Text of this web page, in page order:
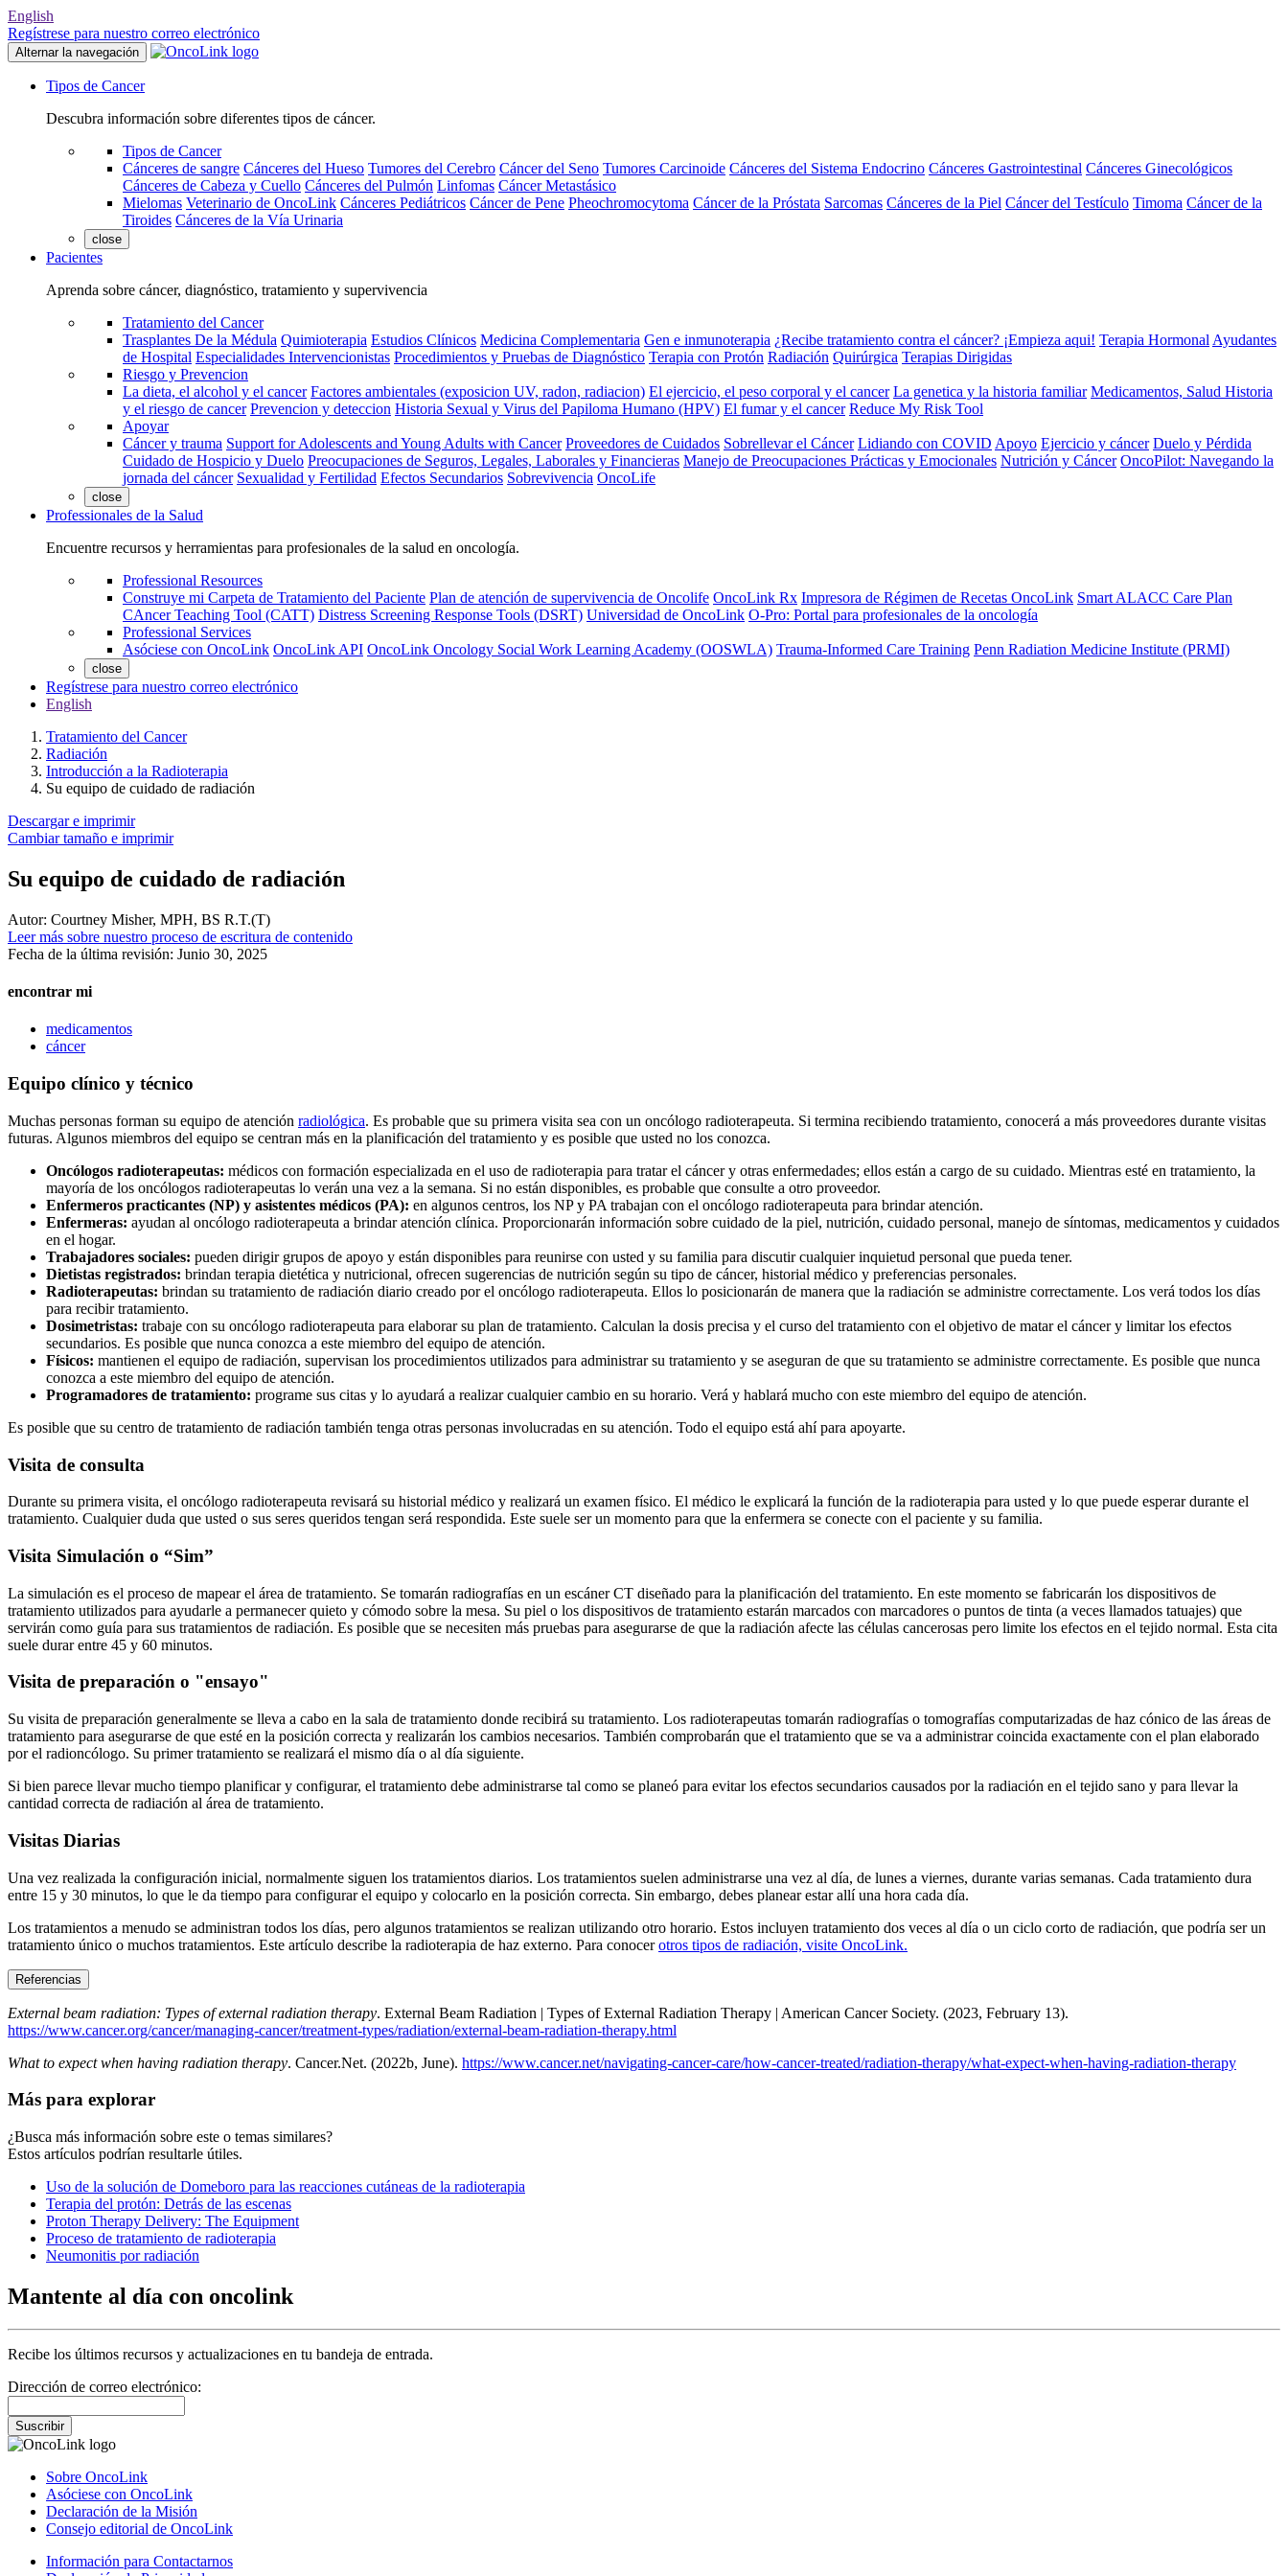
English
Regístrese para nuestro correo electrónico
Alternar la navegación
Tipos de Cancer
Descubra información sobre diferentes tipos de cáncer.
Tipos de Cancer
Cánceres de sangre Cánceres del Hueso Tumores del Cerebro Cáncer del Seno Tumores Carcinoide Cánceres del Sistema Endocrino Cánceres Gastrointestinal Cánceres Ginecológicos
Cánceres de Cabeza y Cuello Cánceres del Pulmón Linfomas Cáncer Metastásico
Mielomas Veterinario de OncoLink Cánceres Pediátricos Cáncer de Pene Pheochromocytoma Cáncer de la Próstata Sarcomas Cánceres de la Piel Cáncer del Testículo Timoma Cáncer de la
Tiroides Cánceres de la Vía Urinaria
close
Pacientes
Aprenda sobre cáncer, diagnóstico, tratamiento y supervivencia
Tratamiento del Cancer
Trasplantes De la Médula Quimioterapia Estudios Clínicos Medicina Complementaria Gen e inmunoterapia ¿Recibe tratamiento contra el cáncer? ¡Empieza aqui! Terapia Hormonal Ayudantes
de Hospital Especialidades Intervencionistas Procedimientos y Pruebas de Diagnóstico Terapia con Protón Radiación Quirúrgica Terapias Dirigidas
Riesgo y Prevencion
La dieta, el alcohol y el cancer Factores ambientales (exposicion UV, radon, radiacion) El ejercicio, el peso corporal y el cancer La genetica y la historia familiar Medicamentos, Salud Historia
y el riesgo de cancer Prevencion y deteccion Historia Sexual y Virus del Papiloma Humano (HPV) El fumar y el cancer Reduce My Risk Tool
Apoyar
Cáncer y trauma Support for Adolescents and Young Adults with Cancer Proveedores de Cuidados Sobrellevar el Cáncer Lidiando con COVID Apoyo Ejercicio y cáncer Duelo y Pérdida
Cuidado de Hospicio y Duelo Preocupaciones de Seguros, Legales, Laborales y Financieras Manejo de Preocupaciones Prácticas y Emocionales Nutrición y Cáncer OncoPilot: Navegando la
jornada del cáncer Sexualidad y Fertilidad Efectos Secundarios Sobrevivencia OncoLife
close
Professionales de la Salud
Encuentre recursos y herramientas para profesionales de la salud en oncología.
Professional Resources
Construye mi Carpeta de Tratamiento del Paciente Plan de atención de supervivencia de Oncolife OncoLink Rx Impresora de Régimen de Recetas OncoLink Smart ALACC Care Plan
CAncer Teaching Tool (CATT) Distress Screening Response Tools (DSRT) Universidad de OncoLink O-Pro: Portal para profesionales de la oncología
Professional Services
Asóciese con OncoLink OncoLink API OncoLink Oncology Social Work Learning Academy (OOSWLA) Trauma-Informed Care Training Penn Radiation Medicine Institute (PRMI)
close
Regístrese para nuestro correo electrónico
English
Tratamiento del Cancer
Radiación
Introducción a la Radioterapia
Su equipo de cuidado de radiación
Descargar e imprimir
Cambiar tamaño e imprimir
Su equipo de cuidado de radiación
Autor: Courtney Misher, MPH, BS R.T.(T)
Leer más sobre nuestro proceso de escritura de contenido
Fecha de la última revisión: Junio 30, 2025
encontrar mi
medicamentos
cáncer
Equipo clínico y técnico
Muchas personas forman su equipo de atención radiológica. Es probable que su primera visita sea con un oncólogo radioterapeuta. Si termina recibiendo tratamiento, conocerá a más proveedores durante visitas
futuras. Algunos miembros del equipo se centran más en la planificación del tratamiento y es posible que usted no los conozca.
Oncólogos radioterapeutas: médicos con formación especializada en el uso de radioterapia para tratar el cáncer y otras enfermedades; ellos están a cargo de su cuidado. Mientras esté en tratamiento, la
mayoría de los oncólogos radioterapeutas lo verán una vez a la semana. Si no están disponibles, es probable que consulte a otro proveedor.
Enfermeros practicantes (NP) y asistentes médicos (PA): en algunos centros, los NP y PA trabajan con el oncólogo radioterapeuta para brindar atención.
Enfermeras: ayudan al oncólogo radioterapeuta a brindar atención clínica. Proporcionarán información sobre cuidado de la piel, nutrición, cuidado personal, manejo de síntomas, medicamentos y cuidados
en el hogar.
Trabajadores sociales: pueden dirigir grupos de apoyo y están disponibles para reunirse con usted y su familia para discutir cualquier inquietud personal que pueda tener.
Dietistas registrados: brindan terapia dietética y nutricional, ofrecen sugerencias de nutrición según su tipo de cáncer, historial médico y preferencias personales.
Radioterapeutas: brindan su tratamiento de radiación diario creado por el oncólogo radioterapeuta. Ellos lo posicionarán de manera que la radiación se administre correctamente. Los verá todos los días
para recibir tratamiento.
Dosimetristas: trabaje con su oncólogo radioterapeuta para elaborar su plan de tratamiento. Calculan la dosis precisa y el curso del tratamiento con el objetivo de matar el cáncer y limitar los efectos
secundarios. Es posible que nunca conozca a este miembro del equipo de atención.
Físicos: mantienen el equipo de radiación, supervisan los procedimientos utilizados para administrar su tratamiento y se aseguran de que su tratamiento se administre correctamente. Es posible que nunca
conozca a este miembro del equipo de atención.
Programadores de tratamiento: programe sus citas y lo ayudará a realizar cualquier cambio en su horario. Verá y hablará mucho con este miembro del equipo de atención.
Es posible que su centro de tratamiento de radiación también tenga otras personas involucradas en su atención. Todo el equipo está ahí para apoyarte.
Visita de consulta
Durante su primera visita, el oncólogo radioterapeuta revisará su historial médico y realizará un examen físico. El médico le explicará la función de la radioterapia para usted y lo que puede esperar durante el
tratamiento. Cualquier duda que usted o sus seres queridos tengan será respondida. Este suele ser un momento para que la enfermera se conecte con el paciente y su familia.
Visita Simulación o “Sim”
La simulación es el proceso de mapear el área de tratamiento. Se tomarán radiografías en un escáner CT diseñado para la planificación del tratamiento. En este momento se fabricarán los dispositivos de
tratamiento utilizados para ayudarle a permanecer quieto y cómodo sobre la mesa. Su piel o los dispositivos de tratamiento estarán marcados con marcadores o puntos de tinta (a veces llamados tatuajes) que
servirán como guía para sus tratamientos de radiación. Es posible que se necesiten más pruebas para asegurarse de que la radiación afecte las células cancerosas pero limite los efectos en el tejido normal. Esta cita
suele durar entre 45 y 60 minutos.
Visita de preparación o "ensayo"
Su visita de preparación generalmente se lleva a cabo en la sala de tratamiento donde recibirá su tratamiento. Los radioterapeutas tomarán radiografías o tomografías computarizadas de haz cónico de las áreas de
tratamiento para asegurarse de que esté en la posición correcta y realizarán los cambios necesarios. También comprobarán que el tratamiento que se va a administrar coincida exactamente con el plan elaborado
por el radioncólogo. Su primer tratamiento se realizará el mismo día o al día siguiente.
Si bien parece llevar mucho tiempo planificar y configurar, el tratamiento debe administrarse tal como se planeó para evitar los efectos secundarios causados por la radiación en el tejido sano y para llevar la
cantidad correcta de radiación al área de tratamiento.
Visitas Diarias
Una vez realizada la configuración inicial, normalmente siguen los tratamientos diarios. Los tratamientos suelen administrarse una vez al día, de lunes a viernes, durante varias semanas. Cada tratamiento dura
entre 15 y 30 minutos, lo que le da tiempo para configurar el equipo y colocarlo en la posición correcta. Sin embargo, debes planear estar allí una hora cada día.
Los tratamientos a menudo se administran todos los días, pero algunos tratamientos se realizan utilizando otro horario. Estos incluyen tratamiento dos veces al día o un ciclo corto de radiación, que podría ser un
tratamiento único o muchos tratamientos. Este artículo describe la radioterapia de haz externo. Para conocerotros tipos de radiación, visite OncoLink.
Referencias
External beam radiation: Types of external radiation therapy. External Beam Radiation | Types of External Radiation Therapy | American Cancer Society. (2023, February 13).
https://www.cancer.org/cancer/managing-cancer/treatment-types/radiation/external-beam-radiation-therapy.html
What to expect when having radiation therapy. Cancer.Net. (2022b, June). https://www.cancer.net/navigating-cancer-care/how-cancer-treated/radiation-therapy/what-expect-when-having-radiation-therapy
Más para explorar
¿Busca más información sobre este o temas similares?
Estos artículos podrían resultarle útiles.
Uso de la solución de Domeboro para las reacciones cutáneas de la radioterapia
Terapia del protón: Detrás de las escenas
Proton Therapy Delivery: The Equipment
Proceso de tratamiento de radioterapia
Neumonitis por radiación
Mantente al día con oncolink
Recibe los últimos recursos y actualizaciones en tu bandeja de entrada.
Dirección de correo electrónico:
Suscribir
Sobre OncoLink
Asóciese con OncoLink
Declaración de la Misión
Consejo editorial de OncoLink
Información para Contactarnos